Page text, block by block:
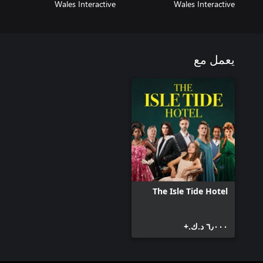
Wales Interactive
Wales Interactive
يعمل مع
The Isle Tide Hotel
٦٫٠٠٠ د.ك.‏+